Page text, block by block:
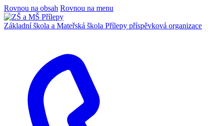
Rovnou na obsah Rovnou na menu
Základní škola a Mateřská škola Přílepy příspěvková organizace